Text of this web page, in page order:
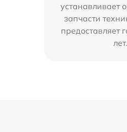
устанавливает
запчасти
предоставляет
лет.